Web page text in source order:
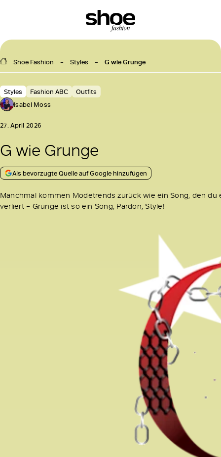
Shoe Fashion Styles G wie Grunge
Styles Fashion ABC
Outfits
Isabel Moss
27. April 2026
G wie Grunge
Als bevorzugte Quelle auf Google hinzufügen
Manchmal kommen Modetrends zurück wie ein Song, den
verliert – Grunge ist so ein Song, Pardon, Style!